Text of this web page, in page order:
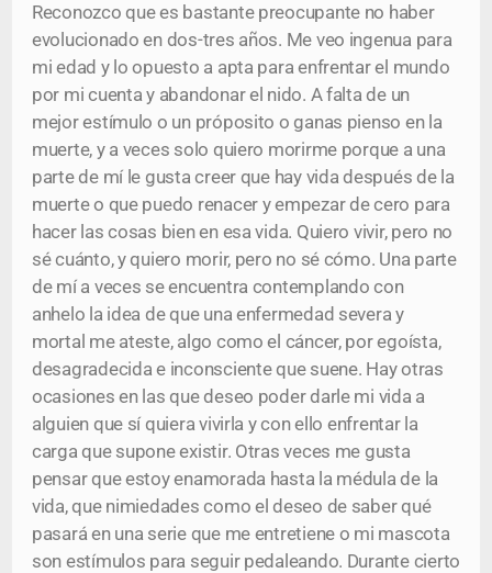
Reconozco que es bastante preocupante no haber
evolucionado en dos-tres años. Me veo ingenua para
mi edad y lo opuesto a apta para enfrentar el mundo
por mi cuenta y abandonar el nido. A falta de un
mejor estímulo o un próposito o ganas pienso en la
muerte, y a veces solo quiero morirme porque a una
parte de mí le gusta creer que hay vida después de la
muerte o que puedo renacer y empezar de cero para
hacer las cosas bien en esa vida. Quiero vivir, pero no
sé cuánto, y quiero morir, pero no sé cómo. Una parte
de mí a veces se encuentra contemplando con
anhelo la idea de que una enfermedad severa y
mortal me ateste, algo como el cáncer, por egoísta,
desagradecida e inconsciente que suene. Hay otras
ocasiones en las que deseo poder darle mi vida a
alguien que sí quiera vivirla y con ello enfrentar la
carga que supone existir. Otras veces me gusta
pensar que estoy enamorada hasta la médula de la
vida, que nimiedades como el deseo de saber qué
pasará en una serie que me entretiene o mi mascota
son estímulos para seguir pedaleando. Durante cierto